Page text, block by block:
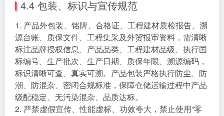
4.4 包装、标识与宣传规范
1. 产品外包装、铭牌、合格证、工程建材质检报告、溯
源台账、质保文件、工程集采及外贸报审资料，需清晰
标注品牌授权信息、产品品类、工程建材品级、执行国
标编号、生产批次、生产日期、质保年限、溯源编码，
标识清晰可查、真实可溯。产品包装严格执行防尘、防
潮、防混杂、密闭合规标准，保障仓储运输过程中产品
级配稳定、无污染混杂、品质达标。
2. 严禁虚假宣传、性能虚标、功效夸大，禁止使用“零